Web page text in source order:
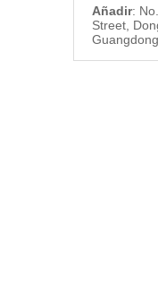
Añadir:
Street,